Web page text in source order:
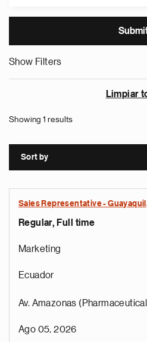
Show Filters
Limpiar
Showing 1 results
Sort by
Sales Representative -
Regular, Full time
Marketing
Ecuador
Av. Amazonas
Ago 05, 2026